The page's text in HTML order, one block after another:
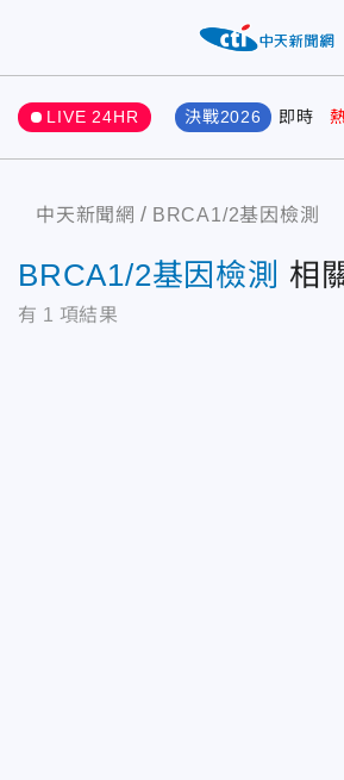
LIVE 24HR 決戰2026 即時
中天新聞網 BRCA1/2基因檢測
BRCA1/2基因檢測 相
有 1 項結果